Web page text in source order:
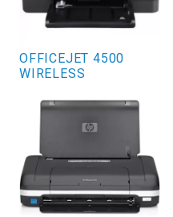
OFFICEJET 4500
WIRELESS